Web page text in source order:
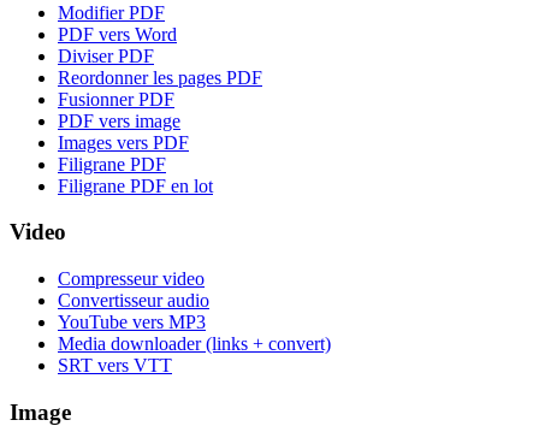
Modifier PDF
PDF vers Word
Diviser PDF
Reordonner les pages PDF
Fusionner PDF
PDF vers image
Images vers PDF
Filigrane PDF
Filigrane PDF en lot
Video
Compresseur video
Convertisseur audio
YouTube vers MP3
Media downloader (links + convert)
SRT vers VTT
Image